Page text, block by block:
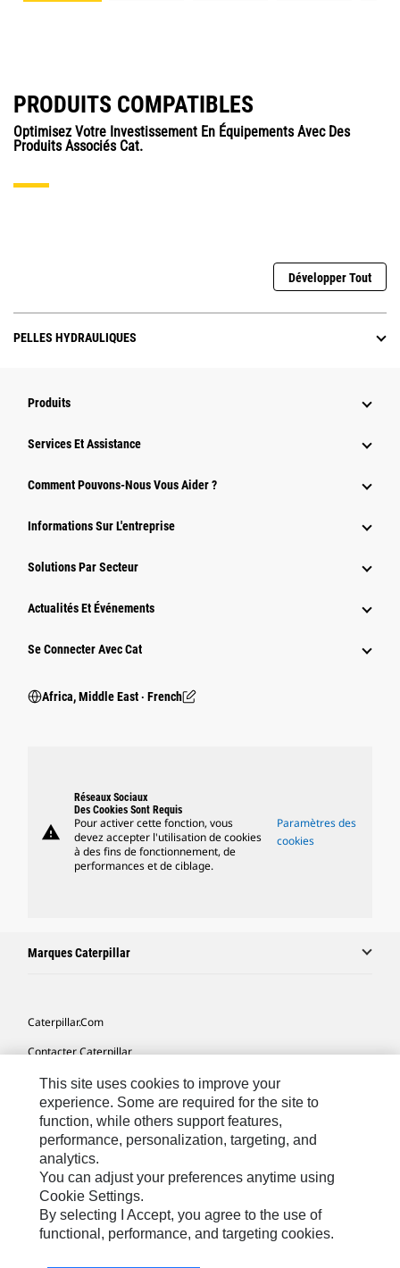
PRODUITS COMPATIBLES
Optimisez Votre Investissement En Équipements Avec Des
Produits Associés Cat.
Développer Tout
PELLES HYDRAULIQUES
Produits
Services Et Assistance
Comment Pouvons-Nous Vous Aider ?
Informations Sur L'entreprise
Solutions Par Secteur
Actualités Et Événements
Se Connecter Avec Cat
Africa, Middle East ‧ French
warning
Réseaux Sociaux
Des Cookies Sont Requis
Pour activer cette fonction, vous
devez accepter l'utilisation de cookies
à des fins de fonctionnement, de
performances et de ciblage.
Paramètres des
cookies
Marques Caterpillar
Caterpillar.com
Contacter Caterpillar
Mes Préférences Marketing
Plan Du Site
Cookie Settings
Mentions Légales
Confidentialité
This site uses cookies to improve your
experience. Some are required for the site to
function, while others support features,
performance, personalization, targeting, and
analytics.
You can adjust your preferences anytime using
Cookie Settings.
By selecting I Accept, you agree to the use of
functional, performance, and targeting cookies.